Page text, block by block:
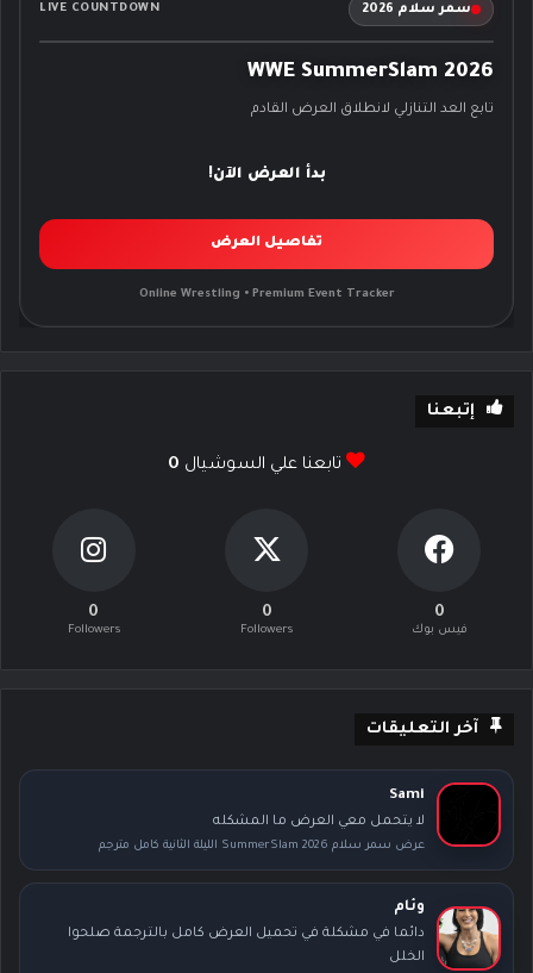
سمر سلام 2026 LIVE COUNTDOWN
WWE SummerSlam 2026
تابع العد التنازلي لانطلاق العرض القادم
بدأ العرض الآن!
تفاصيل العرض
Online Wrestling • Premium Event Tracker
إتبعنا
تابعنا علي السوشيال 0
0
فيس بوك
0
Followers
0
Followers
آخر التعليقات
Sami
لا يتحمل معي العرض ما المشكله
عرض سمر سلام SummerSlam 2026 الليلة الثانية كامل مترجم
وئام
دائما في مشكلة في تحميل العرض كامل بالترجمة صلحوا
الخلل